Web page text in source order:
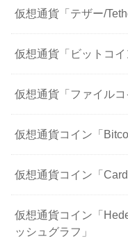
仮想通貨「テザー/
仮想通貨「ビットコイ
仮想通貨「ファイルコ
仮想通貨コイン「
仮想通貨コイン「
仮想通貨コイン「
ッシュグラフ」